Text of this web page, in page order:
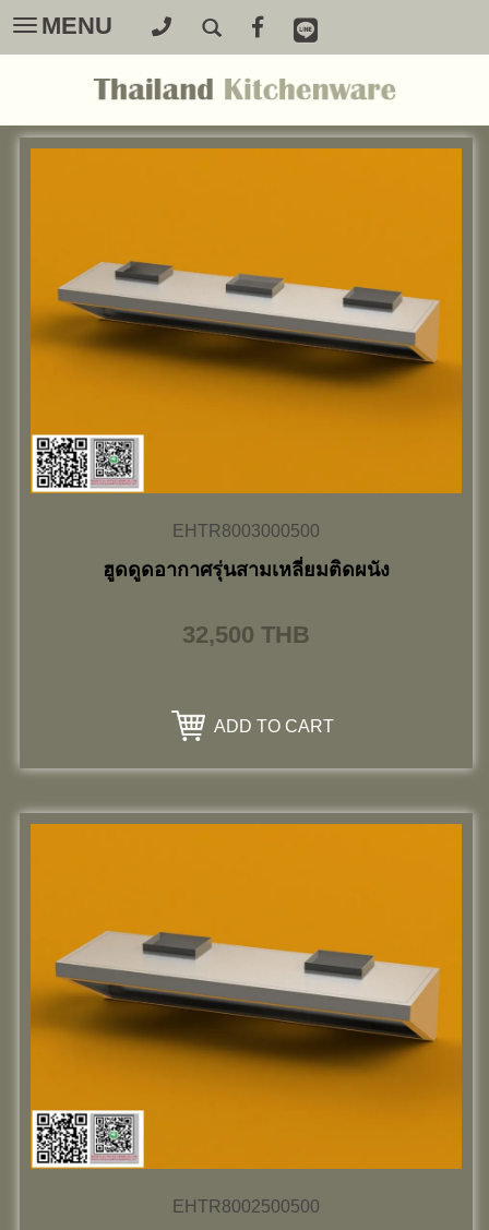
Toggle
navigation
MENU
EHTR8003000500
ฮูดดูดอากาศรุ่นสามเหลี่ยมติดผนัง
32,500 THB
ADD TO CART
EHTR8002500500